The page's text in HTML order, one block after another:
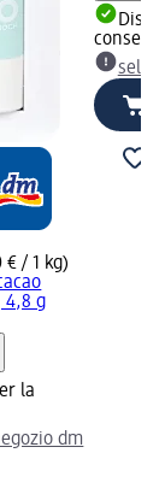
€ / 1 kg)
4,8 g
la
dm